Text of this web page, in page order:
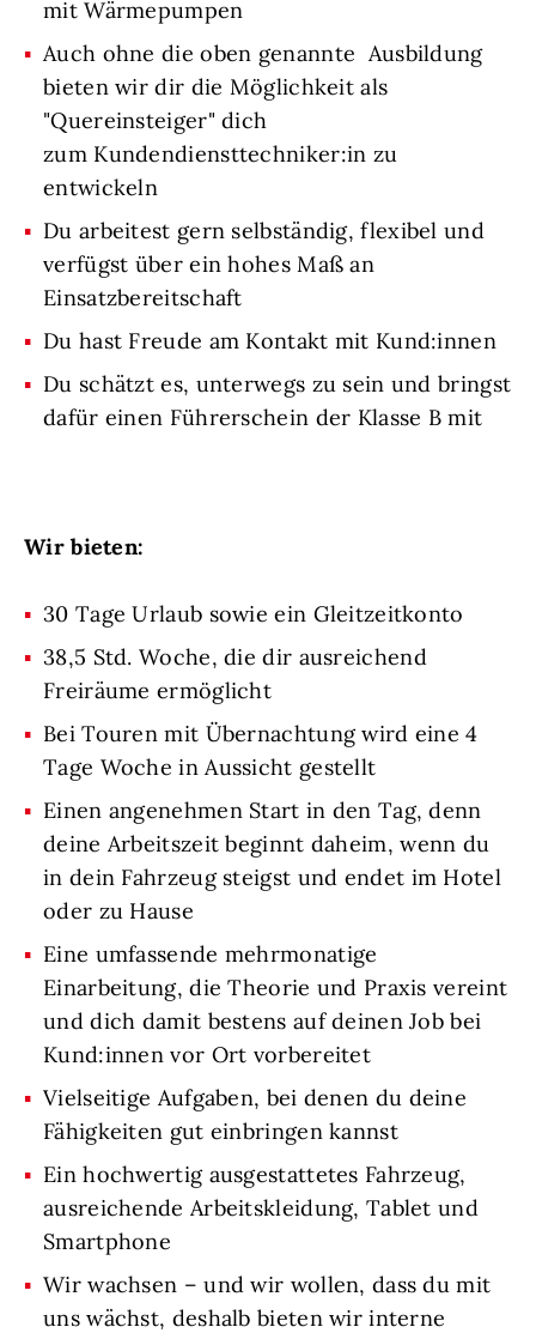
mit Wärmepumpen
Auch ohne die oben genannte Ausbildung
bieten wir dir die Möglichkeit als
"Quereinsteiger" dich
zum Kundendiensttechniker:in zu
entwickeln
Du arbeitest gern selbständig, flexibel und
verfügst über ein hohes Maß an
Einsatzbereitschaft
Du hast Freude am Kontakt mit Kund:innen
Du schätzt es, unterwegs zu sein und bringst
dafür einen Führerschein der Klasse B mit
Wir bieten:
30 Tage Urlaub sowie ein Gleitzeitkonto
38,5 Std. Woche, die dir ausreichend
Freiräume ermöglicht
Bei Touren mit Übernachtung wird eine 4
Tage Woche in Aussicht gestellt
Einen angenehmen Start in den Tag, denn
deine Arbeitszeit beginnt daheim, wenn du
in dein Fahrzeug steigst und endet im Hotel
oder zu Hause
Eine umfassende mehrmonatige
Einarbeitung, die Theorie und Praxis vereint
und dich damit bestens auf deinen Job bei
Kund:innen vor Ort vorbereitet
Vielseitige Aufgaben, bei denen du deine
Fähigkeiten gut einbringen kannst
Ein hochwertig ausgestattetes Fahrzeug,
ausreichende Arbeitskleidung, Tablet und
Smartphone
Wir wachsen – und wir wollen, dass du mit
uns wächst, deshalb bieten wir interne